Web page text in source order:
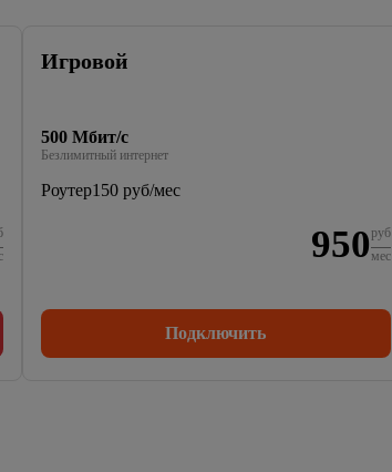
Игровой
500 Мбит/с
Безлимитный интернет
Роутер150 руб/мес
950 руб
мес
Подключить